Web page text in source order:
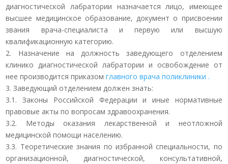
диагностической лабратории назначается лицо, имеющее
высшее медицинское образование, документ о присвоении
звания врача-специалиста и первую или высшую
квалификационную категорию.
2. Назначение на должность заведующего отделением
клинико диагностической лабратории и освобождение от
нее производится приказомглавного врача поликлиники .
3. Заведующий отделением должен знать:
3.1. Законы Российской Федерации и иные нормативные
правовые акты по вопросам здравоохранения.
3.2. Методы оказания лекарственной и неотложной
медицинской помощи населению.
3.3. Теоретические знания по избранной специальности, по
организационной, диагностической, консультативной,